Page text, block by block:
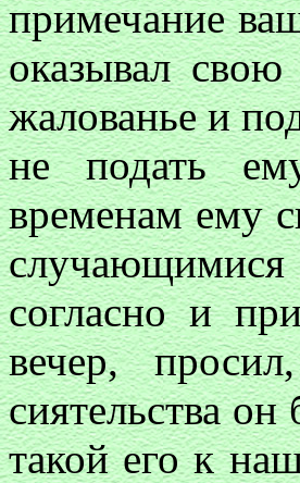
примечание
оказывал
жалованье и
не подать
временам ему
согласно и
вечер,
сиятельства
такой его к